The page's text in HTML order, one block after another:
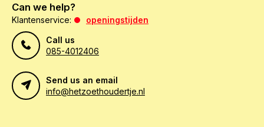
Can we help?
Klantenservice:
openingstijden
Call us
085-4012406
Send us an email
info@hetzoethoudertje.nl